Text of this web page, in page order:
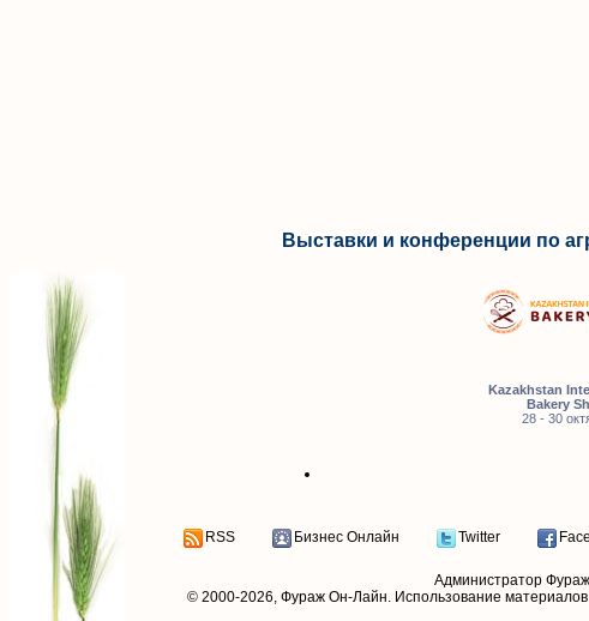
Выставки и конференции по
Kazakhstan
Bakery
28 - 30
RSS Бизнес Онлайн Twitter
Администратор
© 2000-2026, Фураж Он-Лайн. Использование